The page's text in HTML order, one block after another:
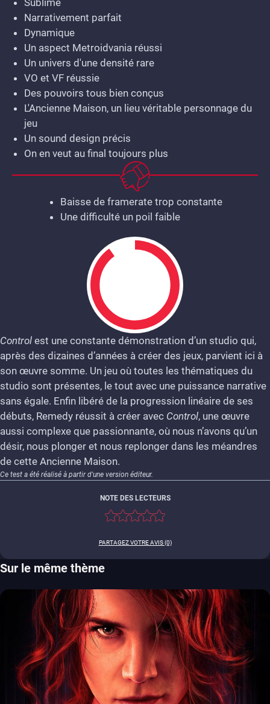
Narrativement parfait
Dynamique
Un aspect Metroidvania réussi
Un univers d'une densité rare
VO et VF réussie
Des pouvoirs tous bien conçus
L'Ancienne Maison, un lieu véritable personnage du
jeu
Un sound design précis
On en veut au final toujours plus
Baisse de framerate trop constante
Une difficulté un poil faible
9
Control est une constante démonstration d’un studio qui,
après des dizaines d’années à créer des jeux, parvient ici à
son œuvre somme. Un jeu où toutes les thématiques du
studio sont présentes, le tout avec une puissance narrative
sans égale. Enfin libéré de la progression linéaire de ses
débuts, Remedy réussit à créer avec Control, une œuvre
aussi complexe que passionnante, où nous n’avons qu’un
désir, nous plonger et nous replonger dans les méandres
de cette Ancienne Maison.
Ce test a été réalisé à partir d'une version éditeur.
NOTE DES LECTEURS
PARTAGEZ VOTRE AVIS (0)
Sur le même thème